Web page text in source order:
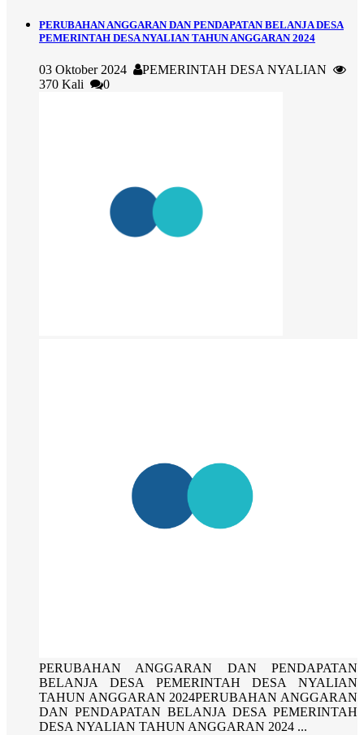
PERUBAHAN ANGGARAN DAN PENDAPATAN BELANJA DESA
PEMERINTAH DESA NYALIAN TAHUN ANGGARAN 2024
03 Oktober 2024
PEMERINTAH DESA NYALIAN
370 Kali
0
PERUBAHAN ANGGARAN DAN PENDAPATAN
BELANJA DESA PEMERINTAH DESA NYALIAN
TAHUN ANGGARAN 2024PERUBAHAN ANGGARAN
DAN PENDAPATAN BELANJA DESA PEMERINTAH
DESA NYALIAN TAHUN ANGGARAN 2024 ...